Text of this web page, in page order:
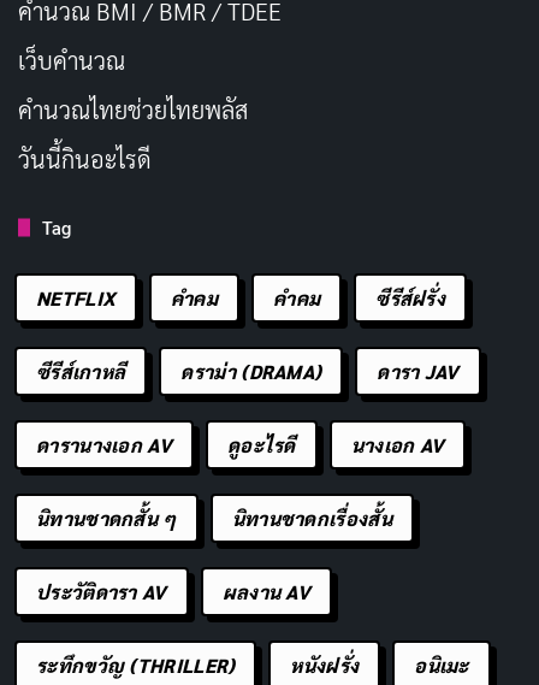
ไม่ดราม่าจนเกินไป
หนังเรื่องนี้ประสบความสำเร็จถล่มทลาย ส่งให้จอนจีฮยอน
ดังเป็นพลุแตก และกลายเป็นต้นแบบให้หนังโรแมนติกคอม
เมดี้เอเชียหลายเรื่อง
My Sassy Girl (2001) เป็นหนังที่ทำให้เราตั้งคำถามกับ
ความรักว่าจำเป็นต้องสมบูรณ์แบบหรือไม่ หรือจริงๆ แล้ว
ความวุ่นวายต่างหากที่ทำให้มันมีชีวิตชีวา หนังเล่าให้เห็นว่า
ความรักจริงๆ มีทั้งเสียงหัวเราะและน้ำตา โดยเฉพาะเมื่อ
คู่รักต้องเยียวยาบาดแผลให้กัน แม้จะเริ่มต้นจากความบ้า
คลั่ง แต่สุดท้ายกลับพาไปสู่ตอนจบที่อบอุ่นหัวใจ
สำหรับใครที่ชอบหนังโรแมนติกคอมเมดี้เกาหลี ที่มีกลิ่นอาย
คลาสสิกและมีสารลึกซึ้ง My Sassy Girl คือหนังที่ห้ามพลาด
มันจะทำให้คุณยิ้มและมองความรักในมุมใหม่ มาลองแชร์
กันในคอมเมนต์ว่าฉากไหนทำให้คุณหัวเราะที่สุด หรือใคร
คำนวณ BMI / BMR / TDEE
เว็บคํานวณ
คํานวณไทยช่วยไทยพลัส
วันนี้กินอะไรดี
Tag
NETFLIX คำคม คําคม ซีรีส์ฝรั่ง
ซีรีส์เกาหลี ดราม่า (DRAMA) ดารา JAV
ดารานางเอก AV ดูอะไรดี นางเอก AV
นิทานชาดกสั้น ๆ นิทานชาดกเรื่องสั้น
ประวัติดารา AV ผลงาน AV
ระทึกขวัญ (THRILLER) หนังฝรั่ง อนิเมะ